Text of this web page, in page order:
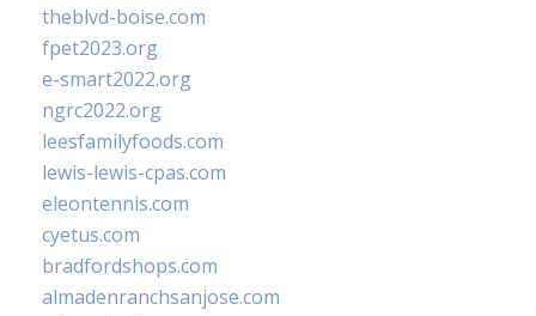
theblvd-boise.com
fpet2023.org
e-smart2022.org
ngrc2022.org
leesfamilyfoods.com
lewis-lewis-cpas.com
eleontennis.com
cyetus.com
bradfordshops.com
almadenranchsanjose.com